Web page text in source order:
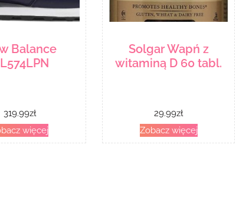
Balance
319.99zł
więcej
Solgar Wapń z
witaminą D 60 tabl.
29.99zł
Zobacz więcej